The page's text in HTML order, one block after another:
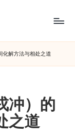
化解方法与相处之道
冲）的
之道